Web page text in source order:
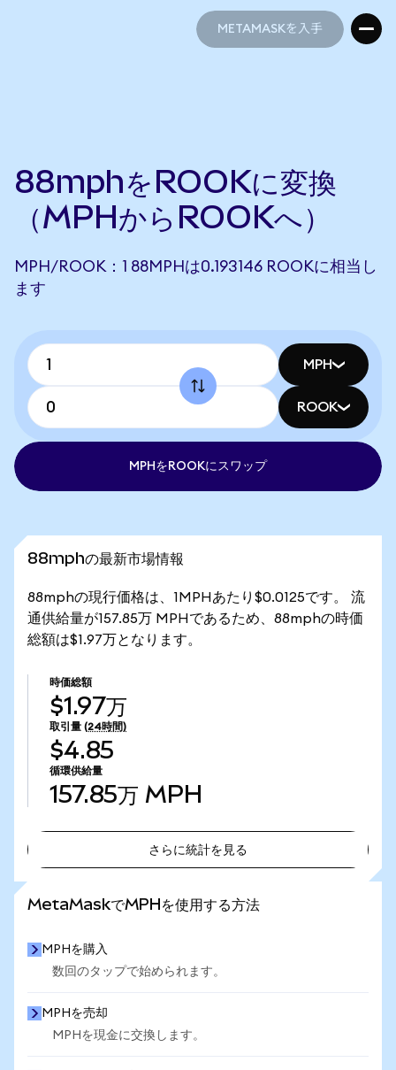
METAMASKを入手
88mphをROOKに変換
（MPHからROOKへ）
MPH/ROOK：1 88MPHは0.193146 ROOKに相当し
ます
MPH
ROOK
MPHをROOKにスワップ
88mphの最新市場情報
88mphの現行価格は、1MPHあたり$0.0125です。 流
通供給量が157.85万 MPHであるため、88mphの時価
総額は$1.97万となります。
時価総額
$1.97万
取引量 (24時間)
$4.85
循環供給量
157.85万 MPH
さらに統計を見る
MetaMaskでMPHを使用する方法
MPHを購入
数回のタップで始められます。
MPHを売却
MPHを現金に交換します。